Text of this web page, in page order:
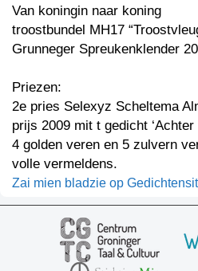
Van koningin naar koning
troostbundel MH17
Grunneger Spreukenklender
Priezen:
2e pries Selexyz Scheltema
prijs 2009 mit t gedicht ‘Achter
4 golden veren en 5 zulvern
volle vermeldens.
Zai mien bladzie op